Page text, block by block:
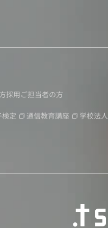
採用ご担当者の方
定 通信教育講座 学校法人